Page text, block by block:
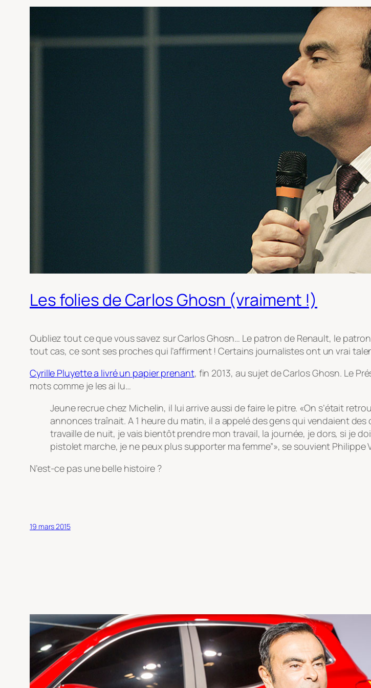
Les folies de Carlos Ghosn (vraiment !)
Oubliez tout ce que vous savez sur Carlos Ghosn… Le patron de Renault, le
tout cas, ce sont ses proches qui l’affirment ! Certains journalistes ont un vrai
Cyrille Pluyette a livré un papier prenant, fin 2013, au sujet de Carlos Ghosn. Le
mots comme je les ai lu…
Jeune recrue chez Michelin, il lui arrive aussi de faire le pitre. «On s’était
annonces traînait. A 1 heure du matin, il a appelé des gens qui vendaient
travaille de nuit, je vais bientôt prendre mon travail, la journée, je dors, si je
pistolet marche, je ne peux plus supporter ma femme”», se souvient
N’est-ce pas une belle histoire ?
19 mars 2015